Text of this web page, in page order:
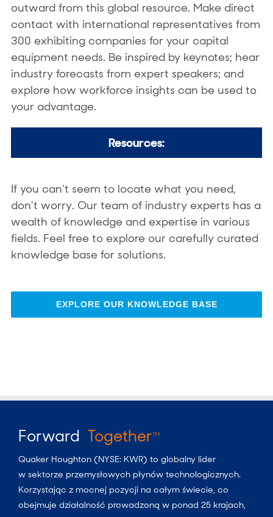
outward from this global resource. Make direct
contact with international representatives from
300 exhibiting companies for your capital
equipment needs. Be inspired by keynotes; hear
industry forecasts from expert speakers; and
explore how workforce insights can be used to
your advantage.
Resources:
If you can’t seem to locate what you need,
don’t worry. Our team of industry experts has a
wealth of knowledge and expertise in various
fields. Feel free to explore our carefully curated
knowledge base for solutions.
EXPLORE OUR KNOWLEDGE BASE
Forward TogetherTM
Quaker Houghton (NYSE: KWR) to globalny lider
w sektorze przemysłowych płynów technologicznych.
Korzystając z mocnej pozycji na całym świecie, co
obejmuje działalność prowadzoną w ponad 25 krajach,